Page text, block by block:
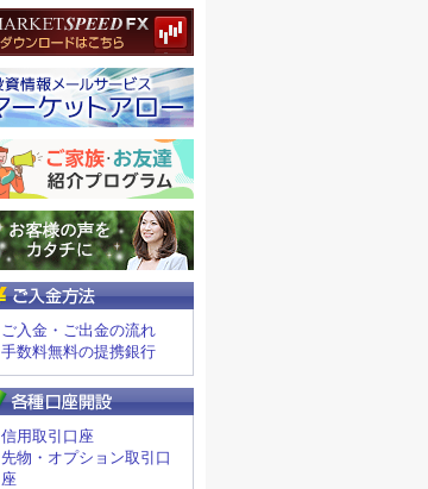
ご入金・ご出金の流れ
手数料無料の提携銀行
信用取引口座
先物・オプション取引口
座